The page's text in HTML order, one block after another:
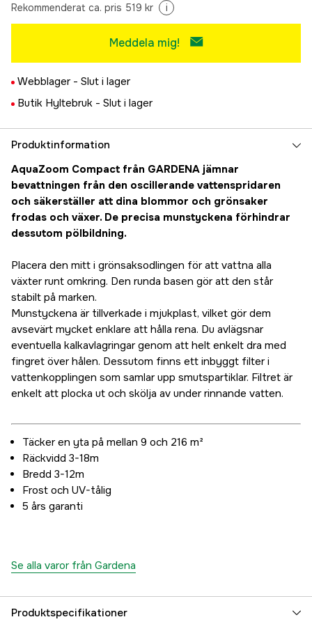
Rekommenderat ca. pris 519 kr i
Meddela mig!
Webblager - Slut i lager
Butik Hyltebruk - Slut i lager
Produktinformation
AquaZoom Compact från GARDENA jämnar
bevattningen från den oscillerande vattenspridaren
och säkerställer att dina blommor och grönsaker
frodas och växer. De precisa munstyckena förhindrar
dessutom pölbildning.
Placera den mitt i grönsaksodlingen för att vattna alla
växter runt omkring. Den runda basen gör att den står
stabilt på marken.
Munstyckena är tillverkade i mjukplast, vilket gör dem
avsevärt mycket enklare att hålla rena. Du avlägsnar
eventuella kalkavlagringar genom att helt enkelt dra med
fingret över hålen. Dessutom finns ett inbyggt filter i
vattenkopplingen som samlar upp smutspartiklar. Filtret är
enkelt att plocka ut och skölja av under rinnande vatten.
Täcker en yta på mellan 9 och 216 m²
Räckvidd 3-18m
Bredd 3-12m
Frost och UV-tålig
5 års garanti
Se alla varor från Gardena
Produktspecifikationer